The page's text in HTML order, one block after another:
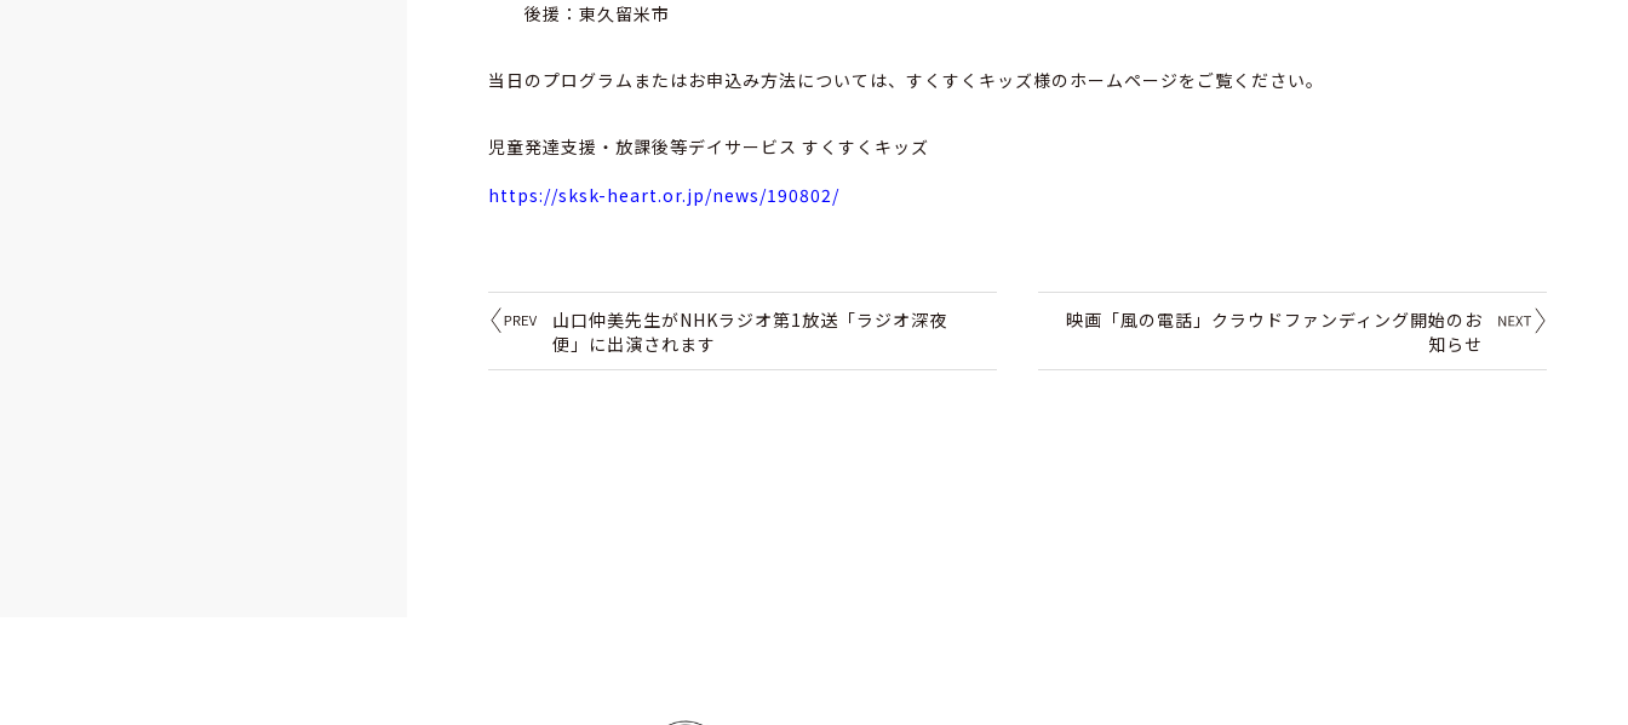
後援：東久留米市
当日のプログラムまたはお申込み方法については、すくすくキッズ様のホームページをご覧ください。
児童発達支援・放課後等デイサービス すくすくキッズ
https://sksk-heart.or.jp/news/190802/
山口仲美先生がNHKラジオ第1放送「ラジオ深夜
便」に出演されます
映画「風の電話」クラウドファンディング開始のお
知らせ